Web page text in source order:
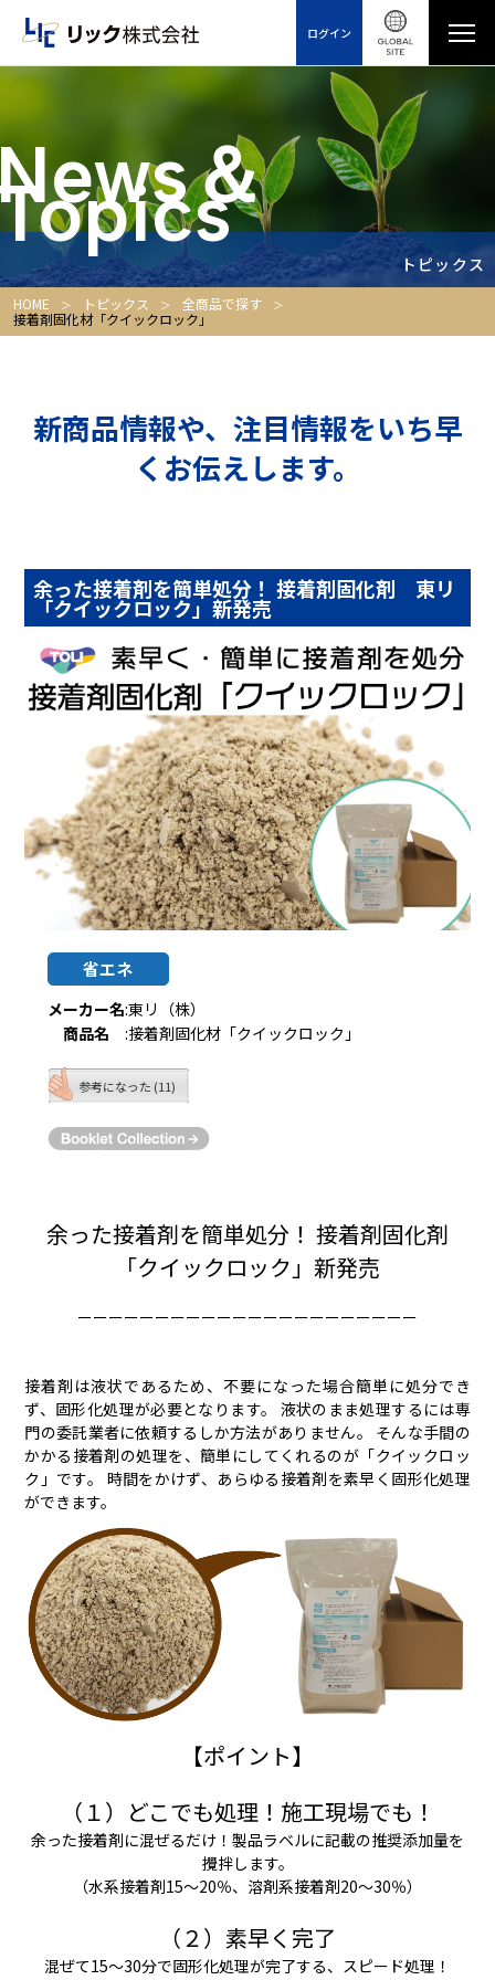
ログイン
＆
トピックス
HOME トピックス
全商品で探す
接着剤固化材「クイックロック」
新商品情報や、注目情報をいち早
くお伝えします。
余った接着剤を簡単処分！ 接着剤固化剤 東リ
「クイックロック」新発売
省エネ
メーカー名:東リ（株）
商品名
:接着剤固化材「クイックロック」
参考になった (11)
余った接着剤を簡単処分！ 接着剤固化剤
「クイックロック」新発売
ーーーーーーーーーーーーーーーーーーーーーー
接着剤は液状であるため、不要になった場合簡単に処分でき
ず、固形化処理が必要となります。 液状のまま処理するには専
門の委託業者に依頼するしか方法がありません。 そんな手間の
かかる接着剤の処理を、簡単にしてくれるのが「クイックロッ
ク」です。 時間をかけず、あらゆる接着剤を素早く固形化処理
ができます。
【ポイント】
（１）どこでも処理！施工現場でも！
余った接着剤に混ぜるだけ！製品ラベルに記載の推奨添加量を
攪拌します。
（水系接着剤15〜20％、溶剤系接着剤20〜30％）
（２）素早く完了
混ぜて15〜30分で固形化処理が完了する、スピード処理！